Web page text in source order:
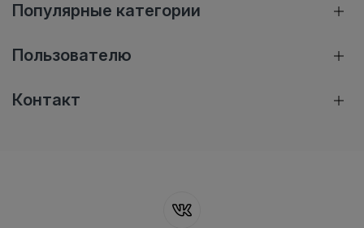
Популярные категории
Пользователю
Контакт